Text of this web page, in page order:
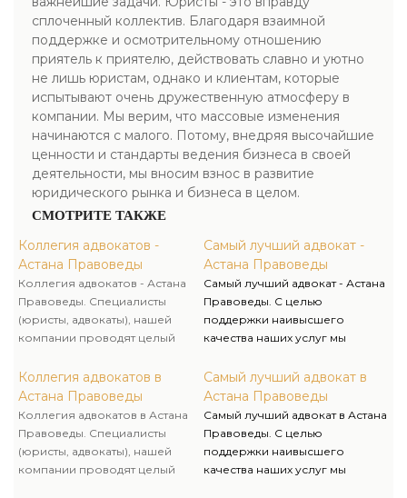
сплоченный коллектив. Благодаря взаимной
поддержке и осмотрительному отношению
приятель к приятелю, действовать славно и уютно
не лишь юристам, однако и клиентам, которые
испытывают очень дружественную атмосферу в
компании. Мы верим, что массовые изменения
начинаются с малого. Потому, внедряя высочайшие
ценности и стандарты ведения бизнеса в своей
деятельности, мы вносим взнос в развитие
юридического рынка и бизнеса в целом.
СМОТРИТЕ ТАКЖЕ
Коллегия адвокатов -
Астана Правоведы
Коллегия адвокатов - Астана
Правоведы. Специалисты
(юристы, адвокаты), нашей
компании проводят целый
Вами документами, как по
нормам материального права,
так и по судебной практике.
Компания «Правоведы»
индивидуального подхода к
каждому клиенту.
Коллегия адвокатов в
Астана Правоведы
Коллегия адвокатов в Астана
Правоведы. Специалисты
(юристы, адвокаты), нашей
компании проводят целый
Самый лучший адвокат -
Астана Правоведы
Самый лучший адвокат - Астана
Правоведы. С целью
поддержки наивысшего
качества наших услуг мы
эксклюзивной основе с рядом
профессионалов и внешних
консультантов по вопросам
средств массовой информации
и общественных организаций.
Самый лучший адвокат в
Астана Правоведы
Самый лучший адвокат в Астана
Правоведы. С целью
поддержки наивысшего
качества наших услуг мы